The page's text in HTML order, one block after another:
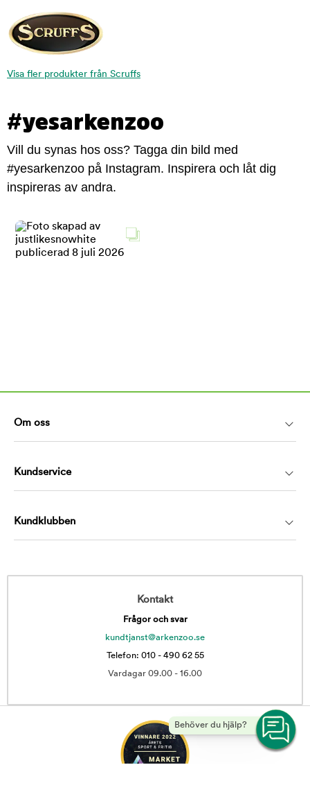
Visa fler produkter från Scruffs
#yesarkenzoo
Vill du synas hos oss? Tagga din bild med
#yesarkenzoo på Instagram. Inspirera och låt dig
inspireras av andra.
Behöver du hjälp?
Om oss
Kundservice
Kundklubben
Kontakt
Frågor och svar
kundtjanst@arkenzoo.se
Telefon: 010 - 490 62 55
Vardagar 09.00 - 16.00